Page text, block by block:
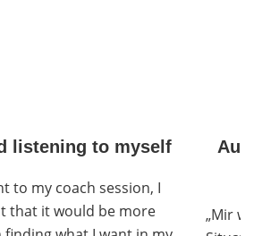
listening to myself
to my coach session, I
that it would be more
„Mir